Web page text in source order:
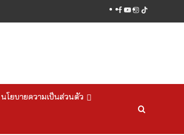
facebook
youtube
instagram
tiktok
นโยบายความเป็นส่วนตัว